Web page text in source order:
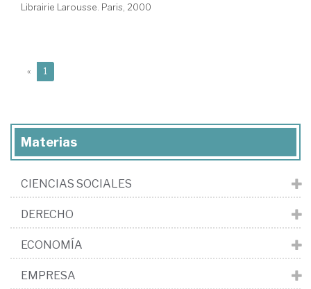
Librairie Larousse. Paris, 2000
« 1
Materias
CIENCIAS SOCIALES
DERECHO
ECONOMÍA
EMPRESA